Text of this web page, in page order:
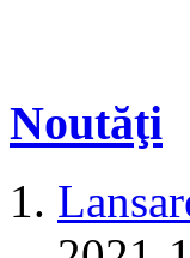
Noutăţi